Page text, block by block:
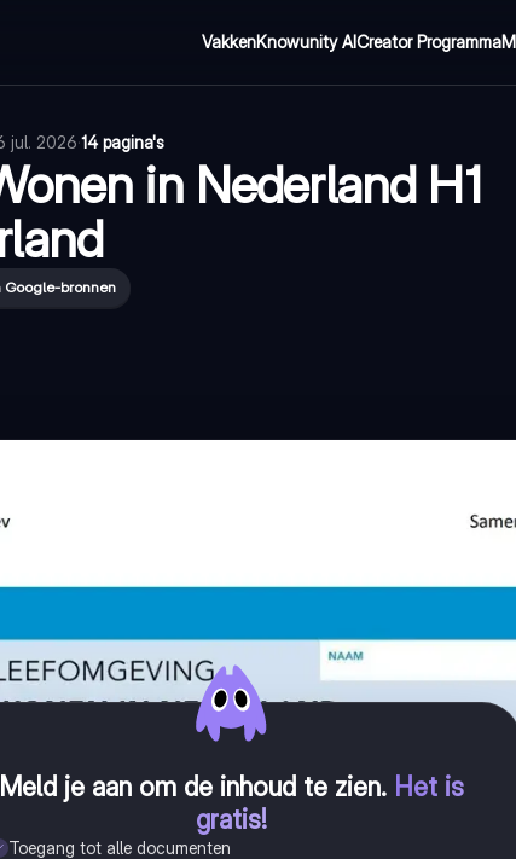
VakkenKnowunity AICreator Programma
jul. 2026·14 pagina's
in Nederland H1
Google-bronnen
Meld je aan om de inhoud te zien. Het is
gratis!
Toegang tot alle documenten